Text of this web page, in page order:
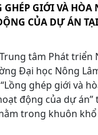
GHÉP GIỚI VÀ HÒA
CỦA DỰ ÁN
tâm Phát triển
Đại học Nông
ghép giới và
động của dự
trong khuôn khổ